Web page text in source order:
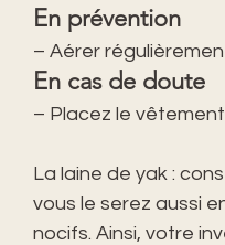
En prévention
– Aérer
En cas de doute
– Placez le
La laine de yak :
vous le serez aussi
nocifs. Ainsi, votre